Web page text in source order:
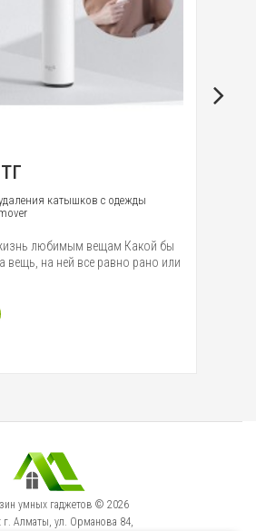
катышков с одежды
любимым вещам Какой бы
вещь, на ней все равно рано или
умных гаджетов © 2026
г. Алматы, ул. Орманова 84,